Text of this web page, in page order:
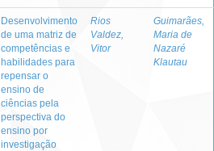
Desenvolvimento
de uma matriz de
competências e
habilidades para
repensar o
ensino de
ciências pela
perspectiva do
ensino por
investigação
Rios
Valdez,
Vitor
Guimarães,
Maria de
Nazaré
Klautau